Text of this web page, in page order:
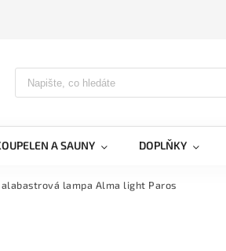
A SAUNY DOPLŇKY
lampa Alma light Paros